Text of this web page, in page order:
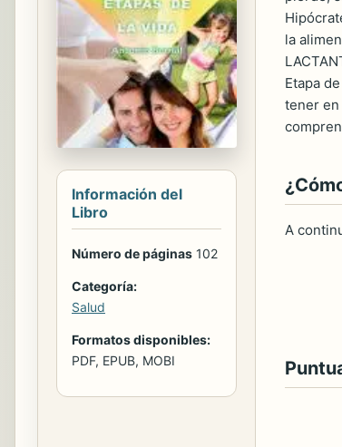
Información del
Libro
Número de páginas 102
Categoría:
Salud
Formatos disponibles:
PDF, EPUB, MOBI
la
Etapa
tener en
A